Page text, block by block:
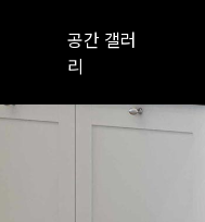
공간 갤러
리